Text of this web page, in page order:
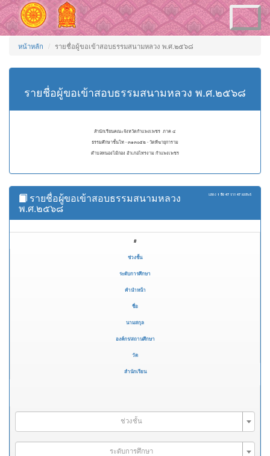
Toggle
navigation
หน้าหลัก รายชื่อผู้ขอเข้าสอบธรรมสนามหลวง พ.ศ.๒๕๖๘
รายชื่อผู้ขอเข้าสอบธรรมสนามหลวง พ.ศ.๒๕๖๘
สำนักเรียนคณะจังหวัดกำแพงเพชร ภาค ๔
ธรรมศึกษาชั้นโท - ๓๑๓๐๕๒ - วัดทีฆายุการาม
ตำบลหนองไม้กอง อำเภอไทรงาม กำแพงเพชร
แสดง 1 ถึง 47 จาก 47 ผลลัพธ์
รายชื่อผู้ขอเข้าสอบธรรมสนามหลวง
พ.ศ.๒๕๖๘
#
ช่วงชั้น
ระดับการศึกษา
คำนำหน้า
ชื่อ
นามสกุล
องค์กร/สถานศึกษา
วัด
สำนักเรียน
ช่วงชั้น
ระดับการศึกษา